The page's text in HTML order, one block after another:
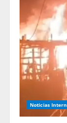
Noticias